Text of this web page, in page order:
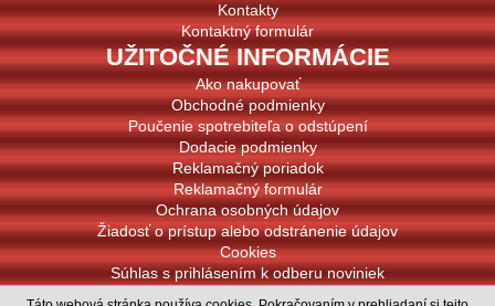
Kontakty
Kontaktný formulár
UŽITOČNÉ INFORMÁCIE
Ako nakupovať
Obchodné podmienky
Poučenie spotrebiteľa o odstúpení
Dodacie podmienky
Reklamačný poriadok
Reklamačný formulár
Ochrana osobných údajov
Žiadosť o prístup alebo odstránenie údajov
Cookies
Súhlas s prihlásením k odberu noviniek
PODPOROVANÉ PLATBY